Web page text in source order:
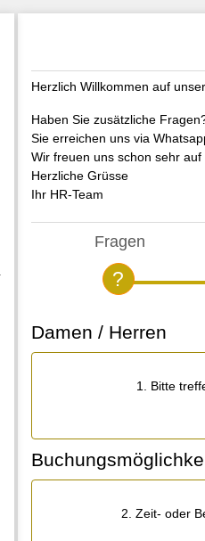
Herzlich Willkommen auf
Haben Sie zusätzliche
Sie erreichen uns via
Wir freuen uns schon sehr auf
Herzliche Grüsse
Ihr HR-Team
Fragen
Damen / Herren
1. Bitte
2. Zeit- oder